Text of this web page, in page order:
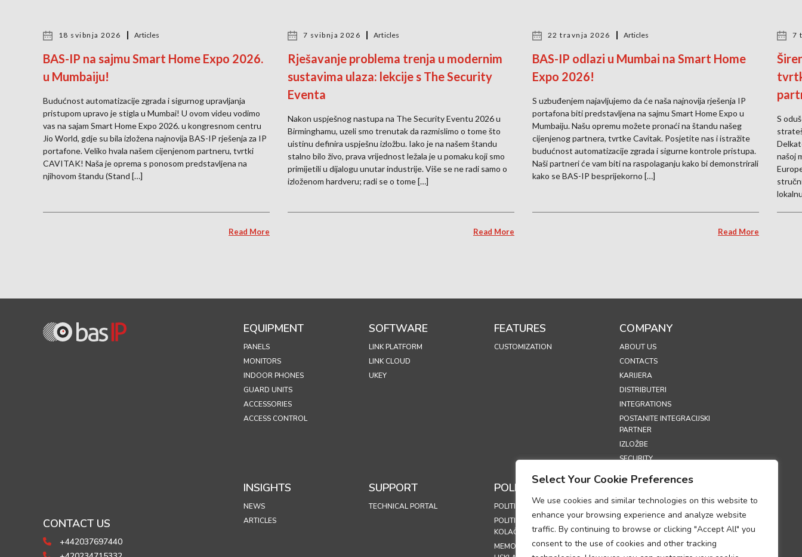
Select Your Cookie Preferences
We use cookies and similar technologies on this website to
enhance your browsing experience and analyze website
traffic. By continuing to browse or clicking "Accept All" you
consent to the use of cookies and other tracking
18 svibnja 2026 Articles
BAS-IP na sajmu Smart Home Expo 2026.
u Mumbaiju!
Budućnost automatizacije zgrada i sigurnog upravljanja
pristupom upravo je stigla u Mumbai! U ovom videu vodimo
vas na sajam Smart Home Expo 2026. u kongresnom centru
Jio World, gdje su bila izložena najnovija BAS-IP rješenja za IP
portafone. Veliko hvala našem cijenjenom partneru, tvrtki
CAVITAK! Naša je oprema s ponosom predstavljena na
njihovom štandu (Stand […]
Read More
7 svibnja 2026 Articles
Rješavanje problema trenja u modernim
sustavima ulaza: lekcije s The Security
Eventa
Nakon uspješnog nastupa na The Security Eventu 2026 u
Birminghamu, uzeli smo trenutak da razmislimo o tome što
uistinu definira uspješnu izložbu. Iako je na našem štandu
stalno bilo živo, prava vrijednost ležala je u pomaku koji smo
primijetili u dijalogu unutar industrije. Više se ne radi samo o
izloženom hardveru; radi se o tome […]
Read More
22 travnja 2026 Articles
BAS-IP odlazi u Mumbai na Smart Home
Expo 2026!
S uzbuđenjem najavljujemo da će naša najnovija rješenja IP
portafona biti predstavljena na sajmu Smart Home Expo u
Mumbaiju. Našu opremu možete pronaći na štandu našeg
cijenjenog partnera, tvrtke Cavitak. Posjetite nas i istražite
budućnost automatizacije zgrada i sigurne kontrole pristupa.
Naši partneri će vam biti na raspolaganju kako bi demonstrirali
kako se BAS-IP besprijekorno […]
Read More
7
S
našoj
CONTACT US
+442037697440
EQUIPMENT
PANELS
MONITORS
INDOOR PHONES
GUARD UNITS
ACCESSORIES
ACCESS CONTROL
SOFTWARE
LINK PLATFORM
LINK CLOUD
UKEY
FEATURES
CUSTOMIZATION
COMPANY
ABOUT US
CONTACTS
KARIJERA
DISTRIBUTERI
INTEGRATIONS
POSTANITE INTEGRACIJSKI
PARTNER
IZLOŽBE
SECURITY
INSIGHTS
NEWS
ARTICLES
SUPPORT
TECHNICAL PORTAL
POLICIES
POLITIKA PRIVATNOSTI
POLITIKA KORIŠTENJA
KOLAČIĆA (COOKIES)
MEMORANDUM O